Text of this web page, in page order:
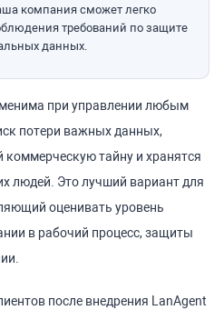
компания сможет легко
требований по защите
данных.
при управлении любым
потери важных данных,
тайну и хранятся
людей. Это лучший вариант для
оценивать уровень
в рабочий процесс, защиты
после внедрения LanAgent